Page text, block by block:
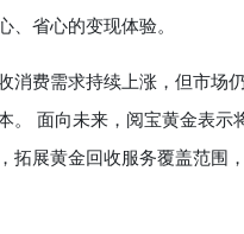
、省心的变现体验。
费需求持续上涨，但市场
。 面向未来，阅宝黄金表
拓展黄金回收服务覆盖范围